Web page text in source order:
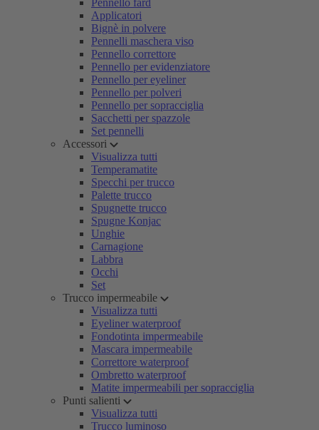
Pennello fard
Applicatori
Bignè in polvere
Pennelli maschera viso
Pennello correttore
Pennello per evidenziatore
Pennello per eyeliner
Pennello per polveri
Pennello per sopracciglia
Sacchetti per spazzole
Set pennelli
Accessori
Visualizza tutti
Temperamatite
Specchi per trucco
Palette trucco
Spugnette trucco
Spugne Konjac
Unghie
Carnagione
Labbra
Occhi
Set
Trucco impermeabile
Visualizza tutti
Eyeliner waterproof
Fondotinta impermeabile
Mascara impermeabile
Correttore waterproof
Ombretto waterproof
Matite impermeabili per sopracciglia
Punti salienti
Visualizza tutti
Trucco luminoso